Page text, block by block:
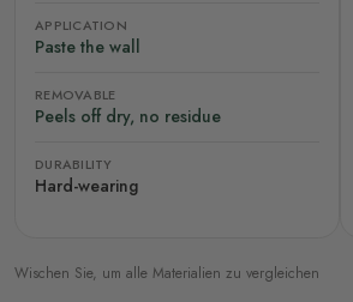
APPLICATION
Paste the wall
REMOVABLE
Peels off dry, no residue
DURABILITY
Hard-wearing
Wischen Sie, um alle Materialien zu vergleichen